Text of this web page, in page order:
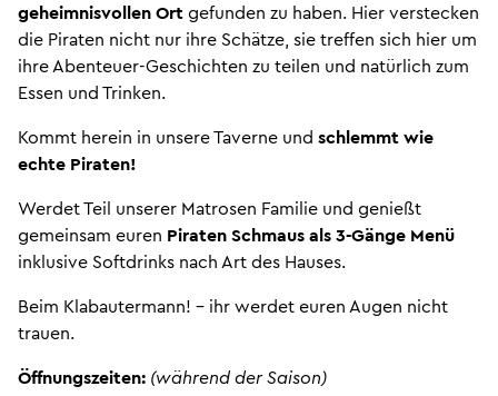
geheimnisvollen Ort gefunden zu haben. Hier verstecken
die Piraten nicht nur ihre Schätze, sie treffen sich hier um
ihre Abenteuer-Geschichten zu teilen und natürlich zum
Essen und Trinken.
Kommt herein in unsere Taverne und schlemmt wie
echte Piraten!
Werdet Teil unserer Matrosen Familie und genießt
gemeinsam euren Piraten Schmaus als 3-Gänge Menü
inklusive Softdrinks nach Art des Hauses.
Beim Klabautermann! – ihr werdet euren Augen nicht
trauen.
Öffnungszeiten: (während der Saison)